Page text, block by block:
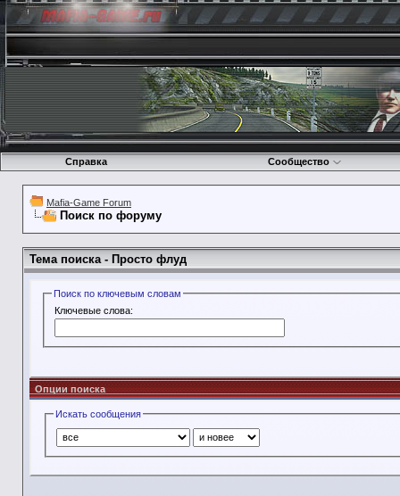
Справка Сообщество
Mafia-Game Forum
Поиск по форуму
Тема поиска - Просто флуд
Поиск по ключевым словам
Ключевые слова:
Опции поиска
Искать сообщения